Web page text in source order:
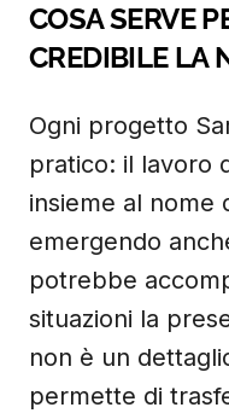
COSA SERVE
CREDIBILE LA
Ogni progetto
pratico: il lavoro
insieme al nome
emergendo
potrebbe
situazioni la
non è un
permette di